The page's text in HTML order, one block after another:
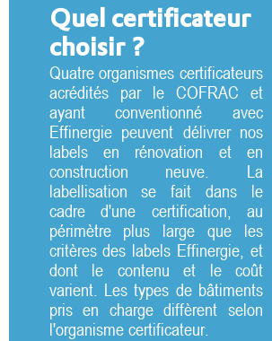
Quel certificateur
choisir ?
Quatre organismes certificateurs
acrédités par le COFRAC et
ayant conventionné avec
Effinergie peuvent délivrer nos
labels en rénovation et en
construction neuve. La
labellisation se fait dans le
cadre d'une certification, au
périmètre plus large que les
critères des labels Effinergie, et
dont le contenu et le coût
varient. Les types de bâtiments
pris en charge diffèrent selon
l'organisme certificateur.